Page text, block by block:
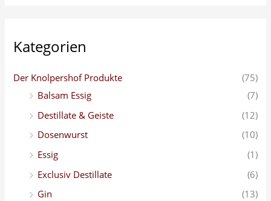
a
h
Kategorien
Der Knolpershof Produkte
(75)
Balsam Essig
(7)
Destillate & Geiste
(12)
Dosenwurst
(10)
Essig
(1)
Exclusiv Destillate
(6)
Gin
(13)